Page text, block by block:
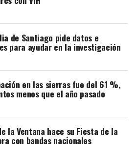
refuncionalización del Mercado
en la plaza, a fin de
entre los dos espacios y que el
los vecinos:
de Santiago pide datos e
para ayudar en la investigación
en las sierras fue del 61 %,
menos que el año pasado
la Ventana hace su Fiesta de la
con bandas nacionales